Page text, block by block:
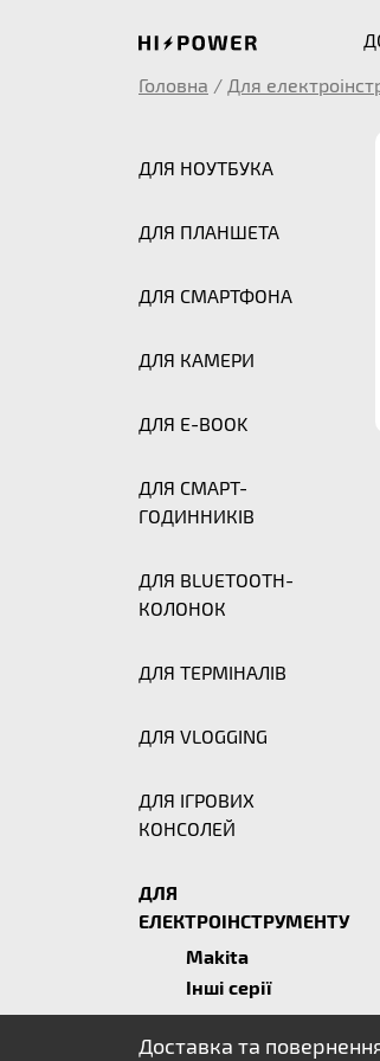
Головна / Для
ДЛЯ НОУТБУКА
ДЛЯ ПЛАНШЕТА
ДЛЯ СМАРТФОНА
ДЛЯ КАМЕРИ
ДЛЯ E-BOOK
ДЛЯ СМАРТ-
ГОДИННИКІВ
ДЛЯ BLUETOOTH-
КОЛОНОК
ДЛЯ ТЕРМІНАЛІВ
ДЛЯ VLOGGING
ДЛЯ ІГРОВИХ
КОНСОЛЕЙ
ДЛЯ
ЕЛЕКТРОІНСТРУМЕНТУ
Makita
Інші серії
Доставка та